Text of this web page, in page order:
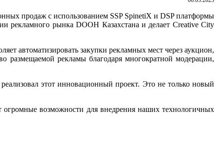
продаж с использованием SSP SpinetiX и DSP платформы
рекламного рынка DOOH Казахстана и делает Creative City
автоматизировать закупки рекламных мест через аукцион,
размещаемой рекламы благодаря многократной модерации,
этот инновационный проект. Это не только новый
огромные возможности для внедрения наших технологичных